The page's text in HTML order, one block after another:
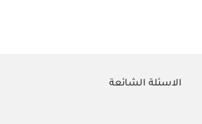
الاسئلة الشائعة